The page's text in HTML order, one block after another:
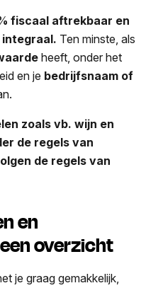
fiscaal aftrekbaar en
Ten minste, als
heeft, onder het
en je bedrijfsnaam of
zoals vb. wijn en
de regels van
de regels van
en
overzicht
je graag gemakkelijk,